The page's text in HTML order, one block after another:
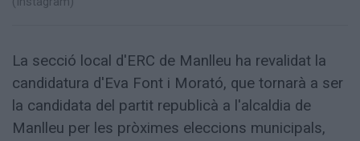
La secció local d'ERC de Manlleu ha revalidat la
candidatura d'Eva Font i Morató, que tornarà a ser
la candidata del partit republicà a l'alcaldia de
Manlleu per les pròximes eleccions municipals,